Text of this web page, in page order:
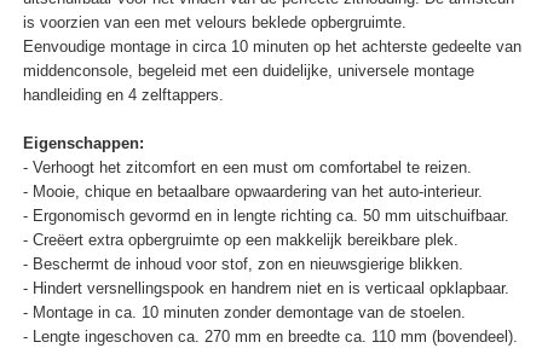
is voorzien van een met velours beklede opbergruimte.
Eenvoudige montage in circa 10 minuten op het achterste gedeelte van
middenconsole, begeleid met een duidelijke, universele montage
handleiding en 4 zelftappers.
Eigenschappen:
- Verhoogt het zitcomfort en een must om comfortabel te reizen.
- Mooie, chique en betaalbare opwaardering van het auto-interieur.
- Ergonomisch gevormd en in lengte richting ca. 50 mm uitschuifbaar.
- Creëert extra opbergruimte op een makkelijk bereikbare plek.
- Beschermt de inhoud voor stof, zon en nieuwsgierige blikken.
- Hindert versnellingspook en handrem niet en is verticaal opklapbaar.
- Montage in ca. 10 minuten zonder demontage van de stoelen.
- Lengte ingeschoven ca. 270 mm en breedte ca. 110 mm (bovendeel).